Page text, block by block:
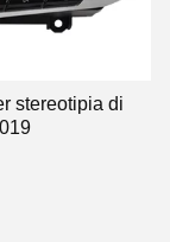
stereotipia di